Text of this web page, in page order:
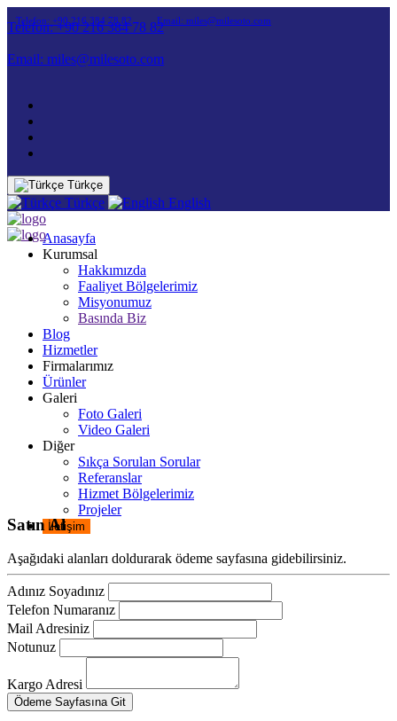
Telefon: +90 216 384 78 82 Email: miles@milesoto.com
Telefon: +90 216 384 78 82
Email: miles@milesoto.com
Türkçe
Türkçe English
Anasayfa
Kurumsal
Hakkımızda
Faaliyet Bölgelerimiz
Misyonumuz
Basında Biz
Blog
Hizmetler
Firmalarımız
Ürünler
Galeri
Foto Galeri
Video Galeri
Diğer
Sıkça Sorulan Sorular
Referanslar
Hizmet Bölgelerimiz
Projeler
İletişim
Satın Al
Aşağıdaki alanları doldurarak ödeme sayfasına gidebilirsiniz.
Adınız Soyadınız
Telefon Numaranız
Mail Adresiniz
Notunuz
Kargo Adresi
Ödeme Sayfasına Git